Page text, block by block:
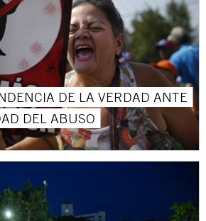
DE LA VERDAD ANTE
DEL ABUSO